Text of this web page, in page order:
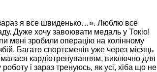
я все швиденько…». Люблю все
Дуже хочу завоювати медаль у Токіо!
мені зробили операцію на колінному
Багато спортсменів уже через місяць
кардіотренуванням, виключно для
і зараз тренуюсь, як усі, хіба що не